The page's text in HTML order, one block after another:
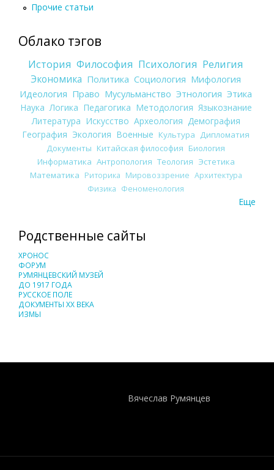
Прочие статьи
Облако тэгов
История Философия Психология Религия
Экономика Политика Социология Мифология
Идеология Право Мусульманство Этнология Этика
Наука Логика Педагогика Методология Языкознание
Литература Искусство Археология Демография
География Экология Военные Культура
Дипломатия
Документы Китайская философия Биология
Информатика Антропология Теология Эстетика
Математика Риторика Мировоззрение Архитектура
Физика Феноменология
Еще
Родственные сайты
ХРОНОС
ФОРУМ
РУМЯНЦЕВСКИЙ МУЗЕЙ
ДО 1917 ГОДА
РУССКОЕ ПОЛЕ
ДОКУМЕНТЫ XX ВЕКА
ИЗМЫ
Вячеслав Румянцев